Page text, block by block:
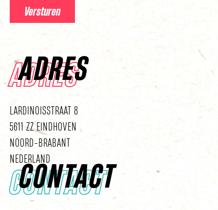
Versturen
ADRES
ADRES
LARDINOISSTRAAT 8
5611 ZZ EINDHOVEN
NOORD-BRABANT
NEDERLAND
CONTACT
CONTACT